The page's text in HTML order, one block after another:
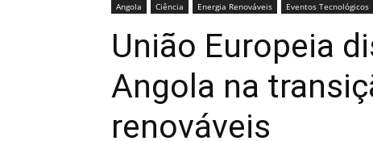
Angola Ciência Energia Renováveis Eventos Tecnológicos
União Europeia
Angola na
renováveis